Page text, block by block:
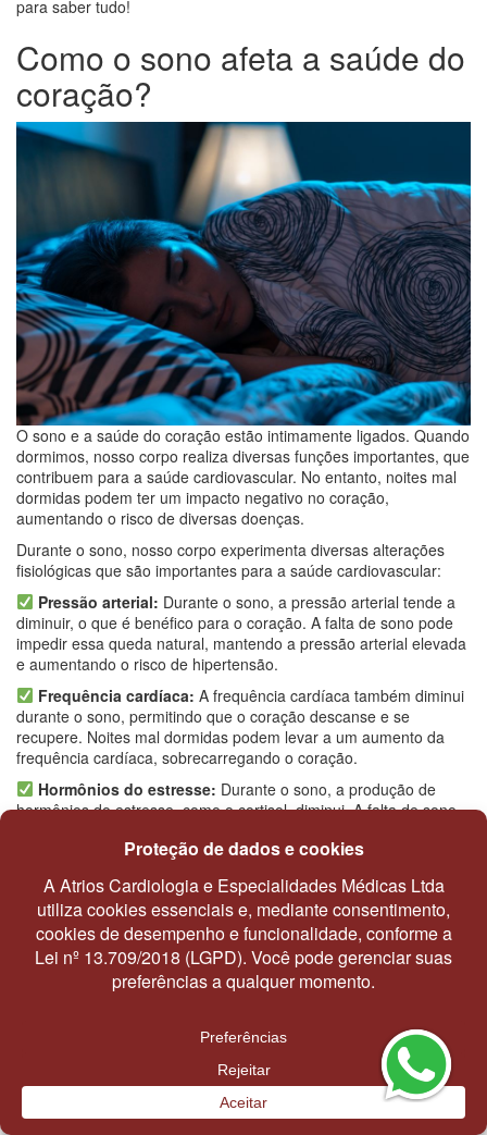
para saber tudo!
Como o sono afeta a saúde do
coração?
O sono e a saúde do coração estão intimamente ligados. Quando
dormimos, nosso corpo realiza diversas funções importantes, que
contribuem para a saúde cardiovascular. No entanto, noites mal
dormidas podem ter um impacto negativo no coração,
aumentando o risco de diversas doenças.
Durante o sono, nosso corpo experimenta diversas alterações
fisiológicas que são importantes para a saúde cardiovascular:
Pressão arterial: Durante o sono, a pressão arterial tende a
diminuir, o que é benéfico para o coração. A falta de sono pode
impedir essa queda natural, mantendo a pressão arterial elevada
e aumentando o risco de hipertensão.
Frequência cardíaca: A frequência cardíaca também diminui
durante o sono, permitindo que o coração descanse e se
recupere. Noites mal dormidas podem levar a um aumento da
frequência cardíaca, sobrecarregando o coração.
Hormônios do estresse: Durante o sono, a produção de
hormônios do estresse, como o cortisol, diminui. A falta de sono
efeitos negativos no coração, como aumento da pressão arterial
Problemas que afetam o sono
Entre os problemas que podem afetar a qualidade do sono, um
dos mais comuns é aapneia, que afeta a respiração durante o
sono, causando pausas na respiração e roncos altos. Essa